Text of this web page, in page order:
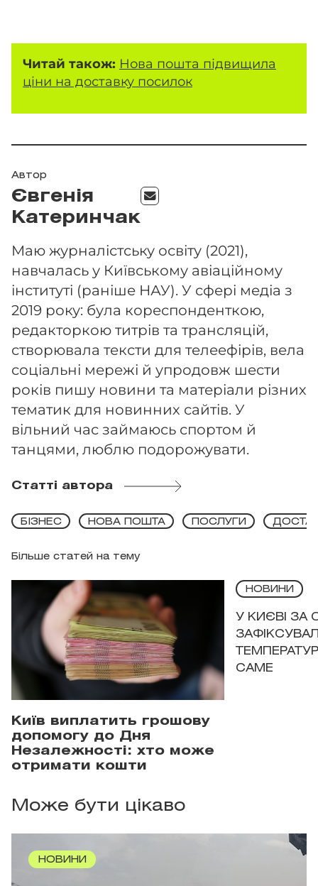
Читай також: Нова пошта підвищила
ціни на доставку посилок
Автор
Євгенія
Катеринчак
Маю журналістську освіту (2021),
навчалась у Київському авіаційному
інституті (раніше НАУ). У сфері медіа з
2019 року: була кореспонденткою,
редакторкою титрів та трансляцій,
створювала тексти для телеефірів, вела
соціальні мережі й упродовж шести
років пишу новини та матеріали різних
тематик для новинних сайтів. У
вільний час займаюсь спортом й
танцями, люблю подорожувати.
Статті автора
Більше статей на тему
БІЗНЕС НОВА ПОШТА ПОСЛУГИ
Київ виплатить грошову
допомогу до Дня
Незалежності: хто може
отримати кошти
НОВИНИ
У КИЄВІ ЗА
САМЕ
Може бути цікаво
НОВИНИ